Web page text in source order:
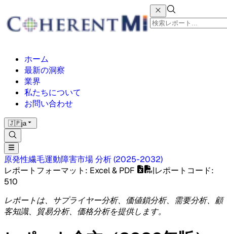
ホーム
最新の洞察
業界
私たちについて
お問い合わせ
🇯🇵ja
原発性繊毛運動障害市場分析(2025-2032)
レポートフォーマット : Excel & PDF |レポートコード:
510
レポートは、サプライヤー分析、価値鎖分析、需要分析、顧
客知識、貿易分析、価格分析を提供します。